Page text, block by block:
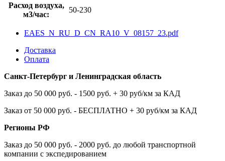
Расход воздуха,
м3/час:
50-230
EAES_N_RU_D_CN_RA10_V_08157_23.pdf
Доставка
Оплата
Санкт-Петербург и Ленинградская область
Заказ до 50 000 руб. - 1500 руб. + 30 руб/км за КАД
Заказ от 50 000 руб. - БЕСПЛАТНО + 30 руб/км за КАД
Регионы РФ
Заказ до 50 000 руб. - 2000 руб. до любой транспортной
компании с экспедированием